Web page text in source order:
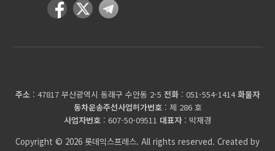
주소 : 47817 부산광역시 동래구 수안동 2-5 전화 : 051-554-1414화물자
동차운송주선사업허가번호 : 제 286 호
사업자번호 : 607-50-09511 대표자 : 박재경
Copyright © 2026 롯데익스프레스. All rights reserved. Created by